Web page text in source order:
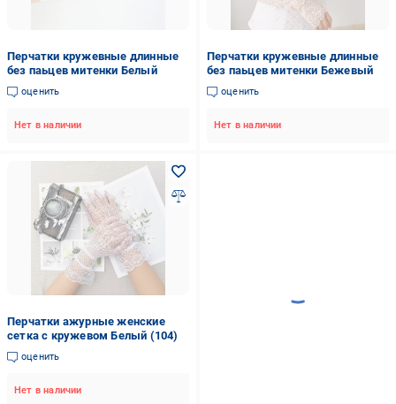
Перчатки кружевные длинные
без паьцев митенки Белый
оценить
Нет в наличии
Перчатки кружевные длинные
без паьцев митенки Бежевый
оценить
Нет в наличии
Перчатки ажурные женские
сетка с кружевом Белый (104)
оценить
Нет в наличии